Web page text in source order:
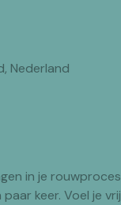
Nederland
in je
keer. Voel je